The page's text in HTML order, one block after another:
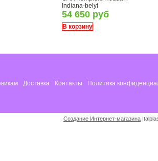
Indiana-belyi
54 650 руб
В корзину
Доставка Контакты Политика
Создание Интернет-магазина